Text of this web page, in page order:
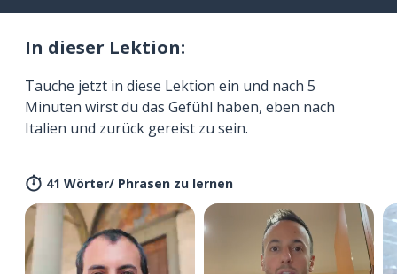
In dieser Lektion:
Tauche jetzt in diese Lektion ein und nach 5
Minuten wirst du das Gefühl haben, eben nach
Italien und zurück gereist zu sein.
41 Wörter/ Phrasen zu lernen